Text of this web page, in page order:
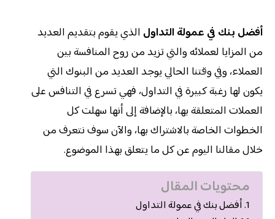
أفضل بنك في عمولة التداول الذي يقوم بتقديم العديد
من المزايا لعملائه والتي تزيد من روح المنافسة بين
العملاء، وفي وقتنا الحالي يوجد العديد من البنوك التي
يكون لها رغبة كبيرة في التداول، فهي تسرع في التنافس على
العملات المتعلقة بها، بالإضافة إلى أنها سهلت كل
الخطوات الخاصة بالاشتراك بها، والآن سوف نتعرف من
خلال مقالنا اليوم عن كل ما يتعلق بهذا الموضوع.
محتويات المقال
أفضل بنك في عمولة التداول